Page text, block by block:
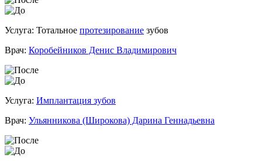
Услуга: Тотальное протезирование зубов
Врач: Коробейников Денис Владимирович
Услуга: Имплантация зубов
Врач: Ульянникова (Широкова) Дарина Геннадьевна